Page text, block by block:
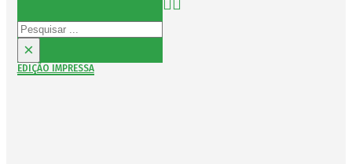
Pesquisar
×
EDIÇÃO IMPRESSA